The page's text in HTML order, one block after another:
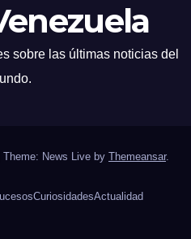
sobre las últimas noticias del
Theme: News Live by Themeansar.
CuriosidadesActualidad